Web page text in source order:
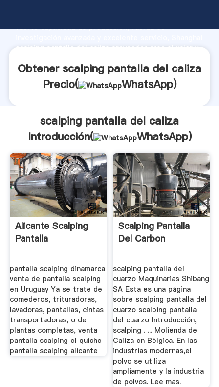
fuerte capacidad de producción, fuerza de
scalping pantalla del caliza proveedor crea el valor y
Obtener scalping pantalla del caliza
Precio(
WhatsApp)
scalping pantalla del caliza
Introducción(
WhatsApp)
Alicante Scalping
Pantalla
pantalla scalping dinamarca
venta de pantalla scalping
en Uruguay Ya se trate de
comederos, trituradoras,
lavadoras, pantallas, cintas
transportadoras, o de
plantas completas, venta
pantalla scalping el quiche
pantalla scalping alicante
Scalping Pantalla
Del Carbon
scalping pantalla del
cuarzo Maquinarias Shibang
SA Esta es una página
sobre scalping pantalla del
cuarzo scalping pantalla
del cuarzo Introducción,
scalping . ... Molienda de
Caliza en Bélgica. En las
industrias modernas,el
polvo se utiliza
ampliamente y la industria
de polvos. Lee mas.